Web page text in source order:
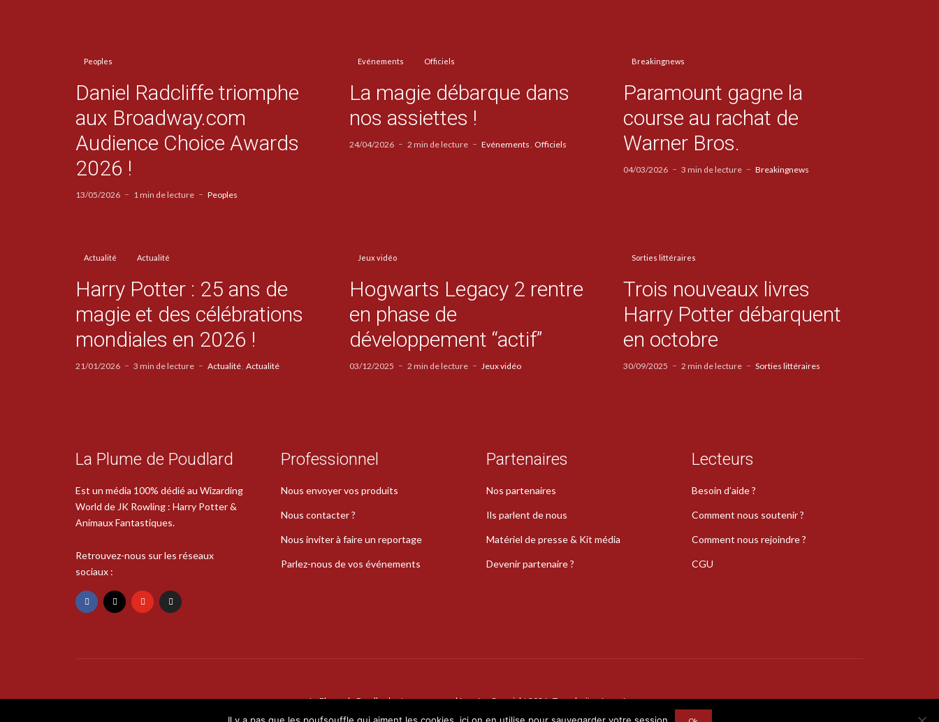
Peoples
Daniel Radcliffe triomphe
aux Broadway.com
Audience Choice Awards
2026 !
13/05/2026 1 min de lecture Peoples
Evénements Officiels
La magie débarque dans
nos assiettes !
24/04/2026 2 min de lecture Evénements Officiels
Breakingnews
Paramount gagne la
course au rachat de
Warner Bros.
04/03/2026 3 min de lecture Breakingnews
Actualité Actualité
Harry Potter : 25 ans de
magie et des célébrations
mondiales en 2026 !
21/01/2026 3 min de lecture Actualité Actualité
Jeux vidéo
Hogwarts Legacy 2 rentre
en phase de
développement “actif”
03/12/2025 2 min de lecture Jeux vidéo
Sorties littéraires
Trois nouveaux livres
Harry Potter débarquent
en octobre
30/09/2025 2 min de lecture Sorties littéraires
La Plume de Poudlard
Est un média 100% dédié au Wizarding
World de JK Rowling : Harry Potter &
Animaux Fantastiques.
Retrouvez-nous sur les réseaux
sociaux :
Professionnel
Nous envoyer vos produits
Nous contacter ?
Nous inviter à faire un reportage
Parlez-nous de vos événements
Partenaires
Nos partenaires
Ils parlent de nous
Matériel de presse & Kit média
Devenir partenaire ?
Lecteurs
Besoin d’aide ?
Comment nous soutenir ?
Comment nous rejoindre ?
CGU
La Plume de Poudlard est une marque déposée · Copyright 2026 · Tous droits réservés